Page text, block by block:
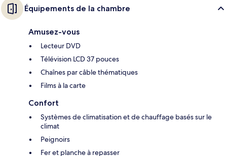
Équipements de la chambre
Amusez-vous
Lecteur DVD
Télévision LCD 37 pouces
Chaînes par câble thématiques
Films à la carte
Confort
Systèmes de climatisation et de chauffage basés sur le
climat
Peignoirs
Fer et planche à repasser